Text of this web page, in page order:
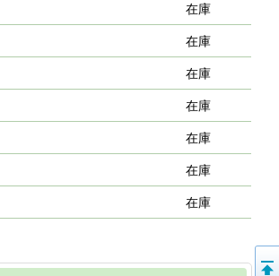
在庫
在庫
在庫
在庫
在庫
在庫
在庫